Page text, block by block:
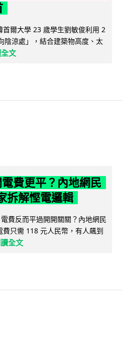
首爾大學 23 歲學生劉敏俊利用 2
陰涼處」，結合建築物高度、太
文
費更平？內地網民
拆解慳電邏輯
費反而平過開開關關？內地網民
只需 118 元人民幣，有人飆到
全文